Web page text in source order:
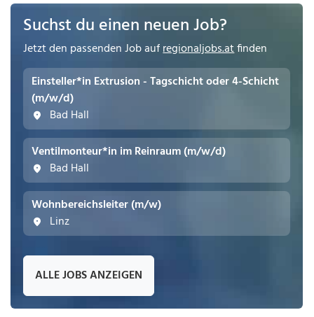
Suchst du einen neuen Job?
Jetzt den passenden Job aufregionaljobs.atfinden
Einsteller*in Extrusion - Tagschicht oder 4-Schicht
(m/w/d)
Bad Hall
Ventilmonteur*in im Reinraum (m/w/d)
Bad Hall
Wohnbereichsleiter (m/w)
Linz
ALLE JOBS ANZEIGEN